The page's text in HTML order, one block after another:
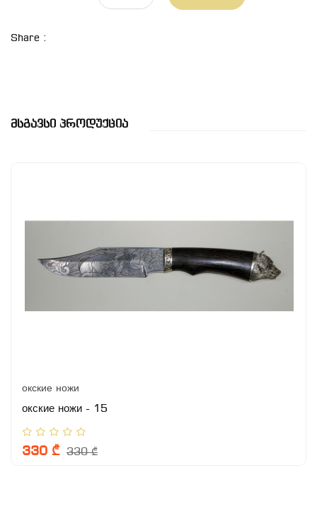
Share :
Მსგავსი Პროდუქცია
окские ножи
окские ножи - 15
330 ₾ 330 ₾